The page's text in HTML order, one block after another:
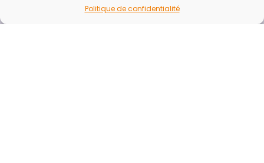
Politique de confidentialité
Presse